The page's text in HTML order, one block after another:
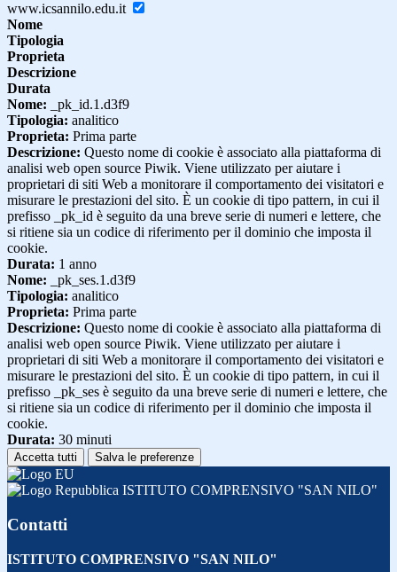
www.icsannilo.edu.it
Nome
Tipologia
Proprieta
Descrizione
Durata
Nome: _pk_id.1.d3f9
Tipologia: analitico
Proprieta: Prima parte
Descrizione: Questo nome di cookie è associato alla piattaforma di
analisi web open source Piwik. Viene utilizzato per aiutare i
proprietari di siti Web a monitorare il comportamento dei visitatori e
misurare le prestazioni del sito. È un cookie di tipo pattern, in cui il
prefisso _pk_id è seguito da una breve serie di numeri e lettere, che
si ritiene sia un codice di riferimento per il dominio che imposta il
cookie.
Durata: 1 anno
Nome: _pk_ses.1.d3f9
Tipologia: analitico
Proprieta: Prima parte
Descrizione: Questo nome di cookie è associato alla piattaforma di
analisi web open source Piwik. Viene utilizzato per aiutare i
proprietari di siti Web a monitorare il comportamento dei visitatori e
misurare le prestazioni del sito. È un cookie di tipo pattern, in cui il
prefisso _pk_ses è seguito da una breve serie di numeri e lettere, che
si ritiene sia un codice di riferimento per il dominio che imposta il
cookie.
Durata: 30 minuti
Accetta tutti Salva le preferenze
ISTITUTO COMPRENSIVO "SAN NILO"
Contatti
ISTITUTO COMPRENSIVO "SAN NILO"